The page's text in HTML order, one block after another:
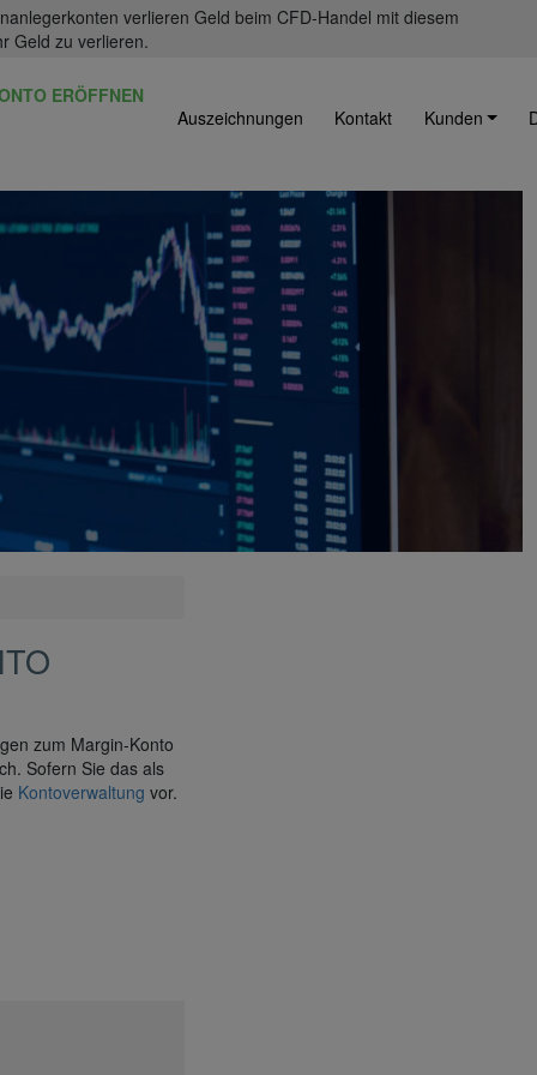
verlieren Geld beim CFD-Handel mit diesem
Geld zu verlieren.
ERÖFFNEN
Auszeichnungen
Kontakt Kunden
zum Margin-Konto
Sofern Sie das als
Kontoverwaltung vor.